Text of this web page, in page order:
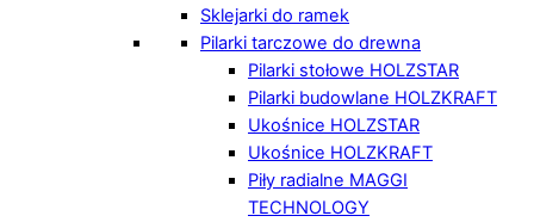
Sklejarki do ramek
Pilarki tarczowe do drewna
Pilarki stołowe HOLZSTAR
Pilarki budowlane HOLZKRAFT
Ukośnice HOLZSTAR
Ukośnice HOLZKRAFT
Piły radialne MAGGI
TECHNOLOGY